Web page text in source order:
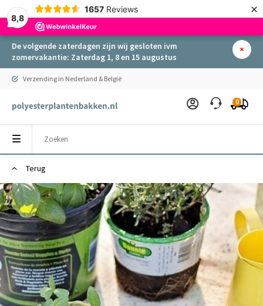
8,8
1657 Reviews ×
De volgende zaterdagen zijn wij gesloten ivm
zomervakantie: Zaterdag 1, 8 en 15 augustus
Verzending in Nederland & België
0
Terug